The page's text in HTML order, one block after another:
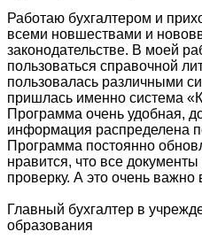
Работаю бухгалтером и
всеми новшествами и
законодательстве. В моей
пользоваться справочной
пользовалась различными
пришлась именно система
Программа очень удобная,
информация распределена
Программа постоянно
нравится, что все
проверку. А это очень
Главный бухгалтер в
образования